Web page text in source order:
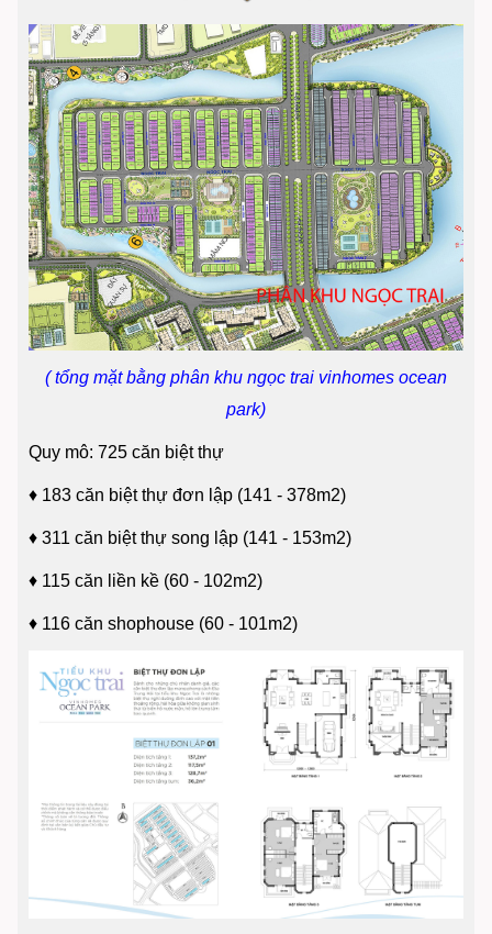
( tổng mặt bằng phân khu ngọc trai vinhomes ocean
park)
Quy mô: 725 căn biệt thự
♦ 183 căn biệt thự đơn lập (141 - 378m2)
♦311 căn biệt thự song lập (141 - 153m2)
♦ 115 căn liền kề (60 - 102m2)
♦ 116 căn shophouse (60 - 101m2)